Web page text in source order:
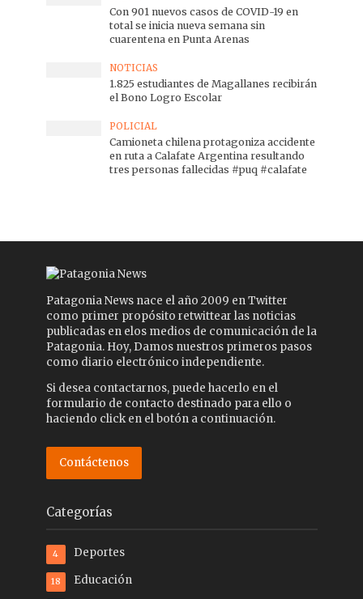
Con 901 nuevos casos de COVID-19 en
total se inicia nueva semana sin
cuarentena en Punta Arenas
NOTICIAS
1.825 estudiantes de Magallanes recibirán
el Bono Logro Escolar
POLICIAL
Camioneta chilena protagoniza accidente
en ruta a Calafate Argentina resultando
tres personas fallecidas #puq #calafate
Patagonia News nace el año 2009 en Twitter
como primer propósito retwittear las noticias
publicadas en elos medios de comunicación de la
Patagonia. Hoy, Damos nuestros primeros pasos
como diario electrónico independiente.
Si desea contactarnos, puede hacerlo en el
formulario de contacto destinado para ello o
haciendo click en el botón a continuación.
Contáctenos
Categorías
Deportes
4
Educación
18